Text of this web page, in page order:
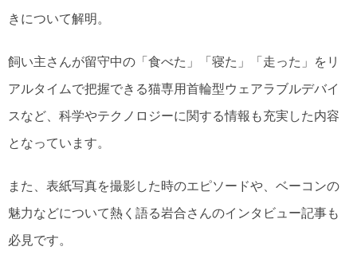
きについて解明。
飼い主さんが留守中の「食べた」「寝た」「走った」をリ
アルタイムで把握できる猫専用首輪型ウェアラブルデバイ
スなど、科学やテクノロジーに関する情報も充実した内容
となっています。
また、表紙写真を撮影した時のエピソードや、ベーコンの
魅力などについて熱く語る岩合さんのインタビュー記事も
必見です。